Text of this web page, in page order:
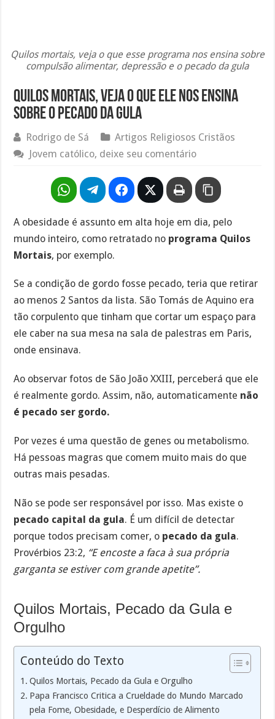
Quilos mortais, veja o que esse programa nos ensina sobre
compulsão alimentar, depressão e o pecado da gula
Quilos mortais, veja o que ele nos ensina
sobre o pecado da gula
Rodrigo de Sá
Artigos Religiosos Cristãos
Jovem católico, deixe seu comentário
A obesidade é assunto em alta hoje em dia, pelo
mundo inteiro, como retratado no programa Quilos
Mortais, por exemplo.
Se a condição de gordo fosse pecado, teria que retirar
ao menos 2 Santos da lista. São Tomás de Aquino era
tão corpulento que tinham que cortar um espaço para
ele caber na sua mesa na sala de palestras em Paris,
onde ensinava.
Ao observar fotos de São João XXIII, perceberá que ele
é realmente gordo. Assim, não, automaticamente não
é pecado ser gordo.
Por vezes é uma questão de genes ou metabolismo.
Há pessoas magras que comem muito mais do que
outras mais pesadas.
Não se pode ser responsável por isso. Mas existe o
pecado capital da gula. É um difícil de detectar
porque todos precisam comer, o pecado da gula.
Provérbios 23:2, “E encoste a faca à sua própria
garganta se estiver com grande apetite”.
Quilos Mortais, Pecado da Gula e
Orgulho
Conteúdo do Texto
Quilos Mortais, Pecado da Gula e Orgulho
Papa Francisco Critica a Crueldade do Mundo Marcado
pela Fome, Obesidade, e Desperdício de Alimento